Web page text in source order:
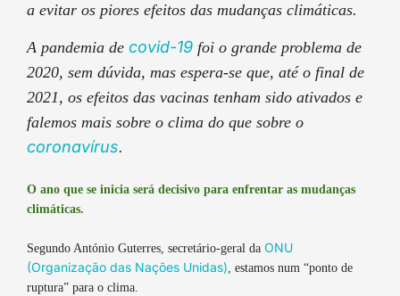
a evitar os piores efeitos das mudanças climáticas.
A pandemia de covid-19 foi o grande problema de
2020, sem dúvida, mas espera-se que, até o final de
2021, os efeitos das vacinas tenham sido ativados e
falemos mais sobre o clima do que sobre o
coronavírus.
O ano que se inicia será decisivo para enfrentar as mudanças
climáticas.
Segundo António Guterres, secretário-geral da ONU
(Organização das Nações Unidas), estamos num “ponto de
ruptura” para o clima.